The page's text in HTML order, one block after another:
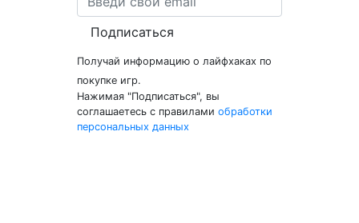
Подписаться
Получай информацию о лайфхаках по
покупке игр.
Нажимая "Подписаться", вы
соглашаетесь с правилами обработки
персональных данных